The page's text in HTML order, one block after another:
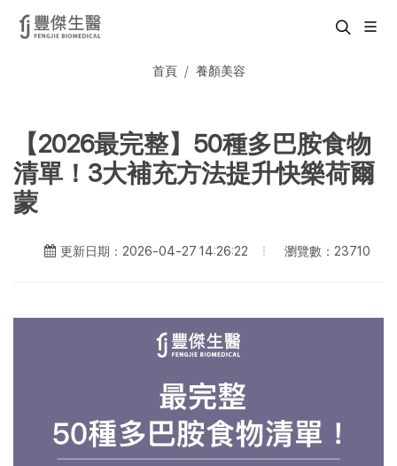
首頁 養顏美容
【2026最完整】50種多巴胺食物
清單！3大補充方法提升快樂荷爾
蒙
更新日期：2026-04-27 14:26:22 瀏覽數：23710